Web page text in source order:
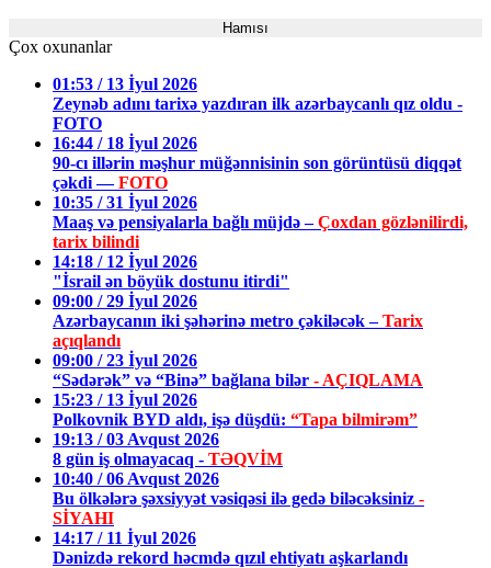
Hamısı
Çox oxunanlar
01:53 / 13 İyul 2026
Zeynəb adını tarixə yazdıran ilk azərbaycanlı qız oldu -
FOTO
16:44 / 18 İyul 2026
90-cı illərin məşhur müğənnisinin son görüntüsü diqqət
çəkdi —FOTO
10:35 / 31 İyul 2026
Maaş və pensiyalarla bağlı müjdə –Çoxdan gözlənilirdi,
tarix bilindi
14:18 / 12 İyul 2026
"İsrail ən böyük dostunu itirdi"
09:00 / 29 İyul 2026
Azərbaycanın iki şəhərinə metro çəkiləcək –Tarix
açıqlandı
09:00 / 23 İyul 2026
“Sədərək” və “Binə” bağlana bilər - AÇIQLAMA
15:23 / 13 İyul 2026
Polkovnik BYD aldı, işə düşdü: “Tapa bilmirəm”
19:13 / 03 Avqust 2026
8 gün iş olmayacaq - TƏQVİM
10:40 / 06 Avqust 2026
Bu ölkələrə şəxsiyyət vəsiqəsi ilə gedə biləcəksiniz -
SİYAHI
14:17 / 11 İyul 2026
Dənizdə rekord həcmdə qızıl ehtiyatı aşkarlandı